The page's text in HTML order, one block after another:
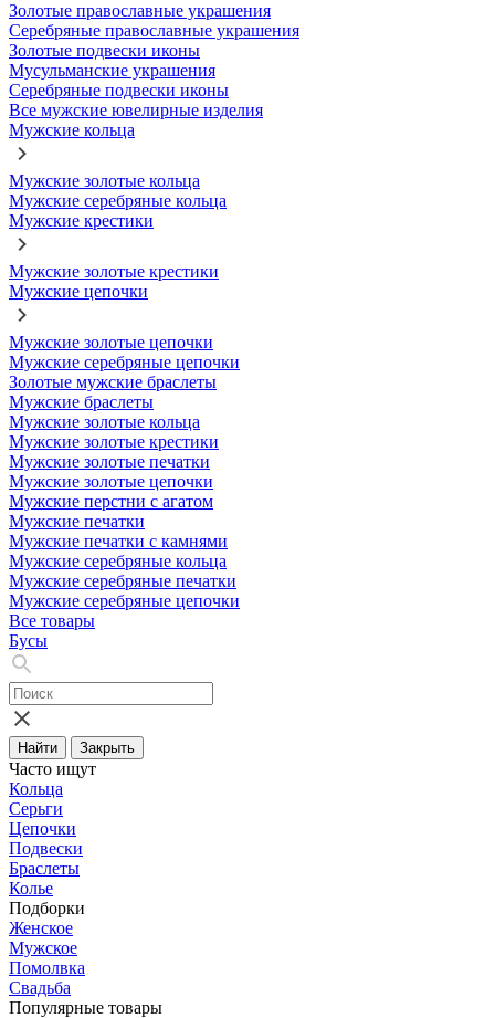
Золотые православные украшения
Серебряные православные украшения
Золотые подвески иконы
Мусульманские украшения
Серебряные подвески иконы
Все мужские ювелирные изделия
Мужские кольца
Мужские золотые кольца
Мужские серебряные кольца
Мужские крестики
Мужские золотые крестики
Мужские цепочки
Мужские золотые цепочки
Мужские серебряные цепочки
Золотые мужские браслеты
Мужские браслеты
Мужские золотые кольца
Мужские золотые крестики
Мужские золотые печатки
Мужские золотые цепочки
Мужские перстни с агатом
Мужские печатки
Мужские печатки с камнями
Мужские серебряные кольца
Мужские серебряные печатки
Мужские серебряные цепочки
Все товары
Бусы
Найти Закрыть
Часто ищут
Кольца
Серьги
Цепочки
Подвески
Браслеты
Колье
Подборки
Женское
Мужское
Помолвка
Свадьба
Популярные товары